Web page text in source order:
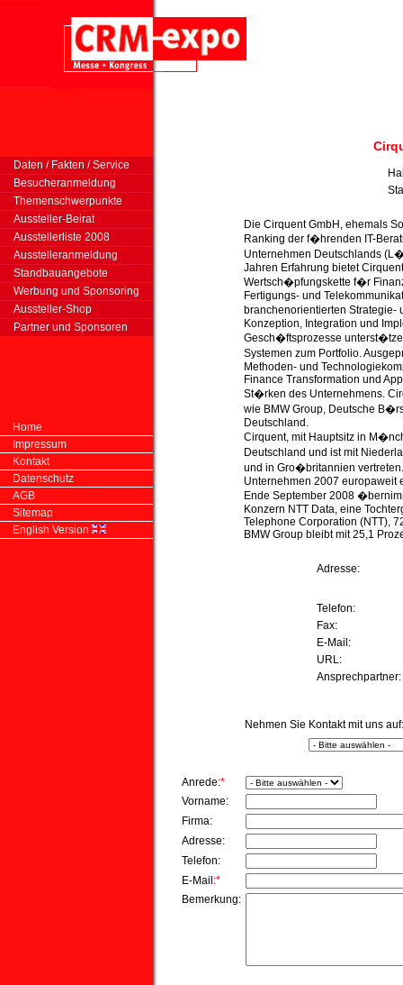
Daten / Fakten / Service
Besucheranmeldung
Themenschwerpunkte
Aussteller-Beirat
Ausstellerliste 2008
Ausstelleranmeldung
Standbauangebote
Werbung und Sponsoring
Aussteller-Shop
Partner und Sponsoren
Home
Impressum
Kontakt
Datenschutz
AGB
Sitemap
English Version
Die Cirquent GmbH, ehemals
Ranking der f�hrenden IT-
Unternehmen Deutschlands
Jahren Erfahrung bietet
Wertsch�pfungskette f�r
Fertigungs- und
branchenorientierten
Konzeption, Integration und
Gesch�ftsprozesse
Systemen zum Portfolio.
Methoden- und
Finance Transformation und
St�rken des Unternehmens.
wie BMW Group, Deutsche
Deutschland.
Cirquent, mit Hauptsitz in
Deutschland und ist mit
und in Gro�britannien
Unternehmen 2007 europaweit
Ende September 2008
Konzern NTT Data, eine
Telephone Corporation (NTT),
BMW Group bleibt mit 25,1
Adresse:
Telefon:
Fax:
E-Mail:
URL:
Ansprechpartner:
Nehmen Sie Kontakt mit uns auf:
Anrede:*
Vorname:
Firma:
Adresse:
Telefon:
E-Mail :*
Bemerkung: